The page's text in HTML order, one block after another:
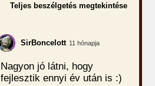
Teljes beszélgetés megtekintése
SirBoncelott 11 hónapja
Nagyon jó látni, hogy
fejlesztik ennyi év után is :)